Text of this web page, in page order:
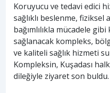
Koruyucu ve tedavi edici
sağlıklı beslenme,
bağımlılıkla mücadele
sağlanacak kompleks,
ve kaliteli sağlık hizmeti
Kompleksin, Kuşadası
dileğiyle ziyaret son buldu.